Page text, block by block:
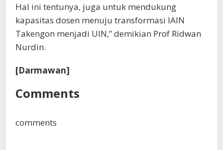
Hal ini tentunya, juga untuk mendukung
kapasitas dosen menuju transformasi IAIN
Takengon menjadi UIN,” demikian Prof Ridwan
Nurdin.
[Darmawan]
Comments
comments